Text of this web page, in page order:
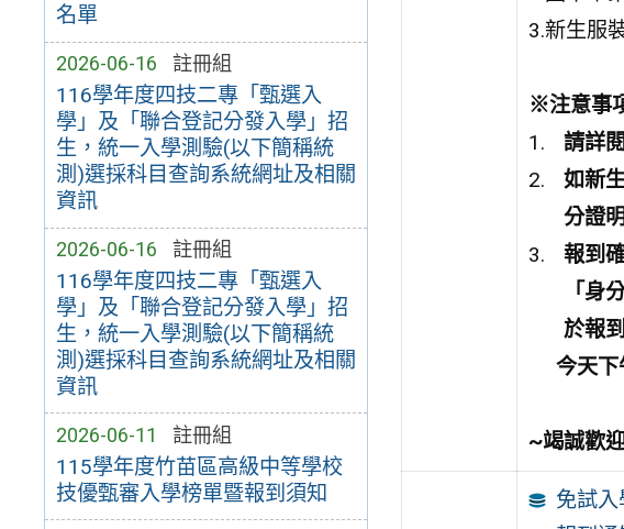
名單
2026-06-16 註冊組
116學年度四技二專「甄選入
學」及「聯合登記分發入學」招
生，統一入學測驗(以下簡稱統
測)選採科目查詢系統網址及相關
資訊
2026-06-16 註冊組
116學年度四技二專「甄選入
學」及「聯合登記分發入學」招
生，統一入學測驗(以下簡稱統
測)選採科目查詢系統網址及相關
資訊
2026-06-11 註冊組
115學年度竹苗區高級中等學校
技優甄審入學榜單暨報到須知
3.新生服
※注意事
請詳
如新
分證
報到
「身
於報
今天下
~竭誠歡
免試